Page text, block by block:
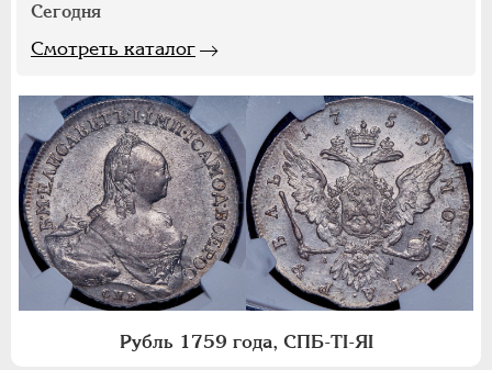
Сегодня
Смотреть каталог
Рубль 1759 года, СПБ-ТI-ЯI